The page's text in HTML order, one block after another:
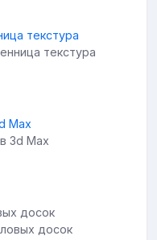
текстура
3d Max
досок